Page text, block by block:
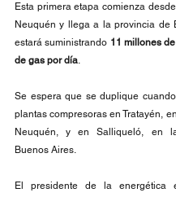
Esta primera etapa comienza
Neuquén y llega a la provincia de
estará suministrando 11 millones
de gas por día.
Se espera que se duplique
plantas compresoras en Tratayén,
Neuquén, y en Salliqueló, en
Buenos Aires.
El presidente de la energética